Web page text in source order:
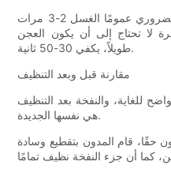
وفقًا للطريقة المذكورة أعلاه، من الضروري عمومًا الغسل 2-3 مرات
لا تحتاج إلى أن يكون العجن
طويلاً، يكفي 30-50 ثانية.
مقارنة قبل وبعد التنظيف
للغاية، والنفخة بعد التنظيف
هي نفسها الجديدة.
حقًا، قام المدون بتقطيع وسادة